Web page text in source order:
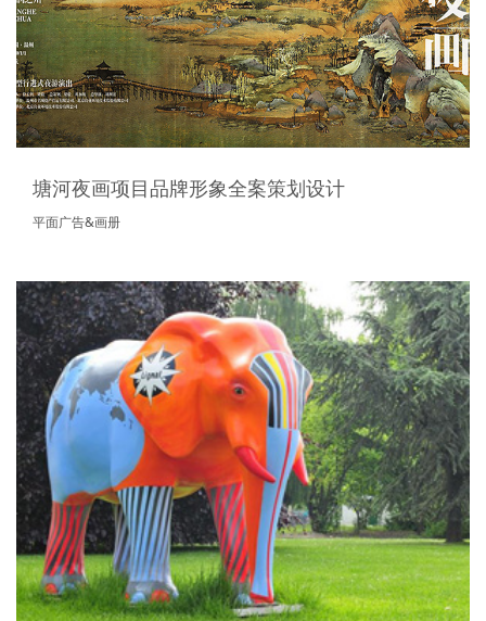
塘河夜画项目品牌形象全案策划设计
平面广告&画册